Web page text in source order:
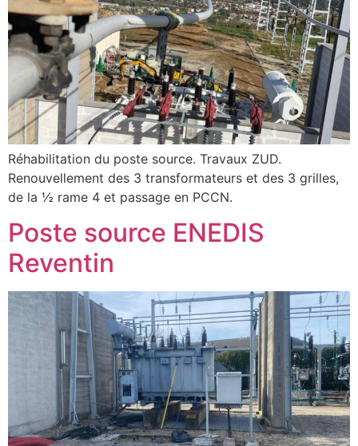
Réhabilitation du poste source. Travaux ZUD.
Renouvellement des 3 transformateurs et des 3 grilles,
de la ½ rame 4 et passage en PCCN.
Poste source ENEDIS
Reventin